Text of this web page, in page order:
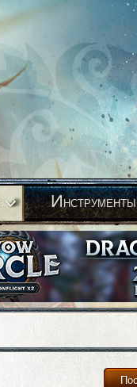
Инструменты